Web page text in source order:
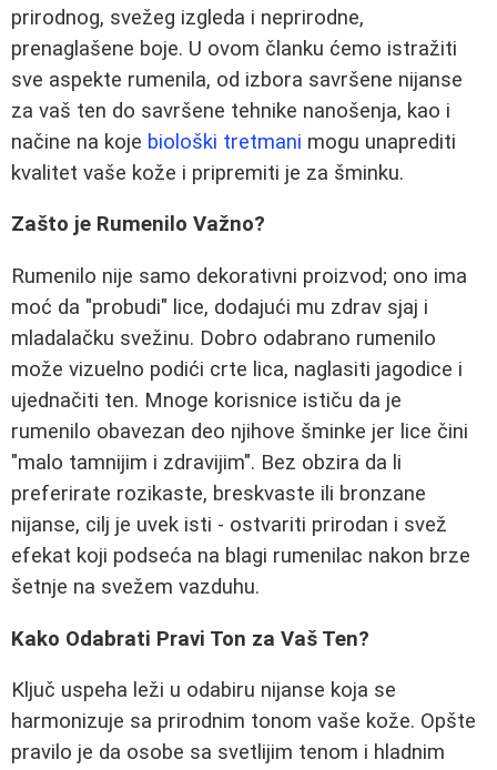
prirodnog, svežeg izgleda i neprirodne,
prenaglašene boje. U ovom članku ćemo istražiti
sve aspekte rumenila, od izbora savršene nijanse
za vaš ten do savršene tehnike nanošenja, kao i
načine na koje biološki tretmani mogu unaprediti
kvalitet vaše kože i pripremiti je za šminku.
Zašto je Rumenilo Važno?
Rumenilo nije samo dekorativni proizvod; ono ima
moć da "probudi" lice, dodajući mu zdrav sjaj i
mladalačku svežinu. Dobro odabrano rumenilo
može vizuelno podići crte lica, naglasiti jagodice i
ujednačiti ten. Mnoge korisnice ističu da je
rumenilo obavezan deo njihove šminke jer lice čini
"malo tamnijim i zdravijim". Bez obzira da li
preferirate rozikaste, breskvaste ili bronzane
nijanse, cilj je uvek isti - ostvariti prirodan i svež
efekat koji podseća na blagi rumenilac nakon brze
šetnje na svežem vazduhu.
Kako Odabrati Pravi Ton za Vaš Ten?
Ključ uspeha leži u odabiru nijanse koja se
harmonizuje sa prirodnim tonom vaše kože. Opšte
pravilo je da osobe sa svetlijim tenom i hladnim